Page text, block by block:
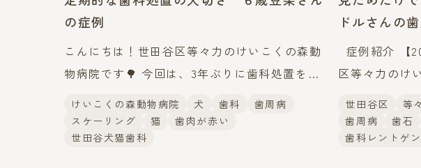
の症例
こんにちは！世田谷区等々力のけいこくの森動
物病院です🌳 今回は、3年ぶりに歯科処置を行
豆柴 年齢：6歳 前回の歯科処置
けいこくの森動物病院 犬 歯科
歯周病
スケーリング
猫
歯肉が赤い
世田谷犬猫歯科
ドルさんの
症例紹介 【
区等々力のけ
をご紹介しま
世田谷区 等
歯周病
歯石
歯科レントゲン